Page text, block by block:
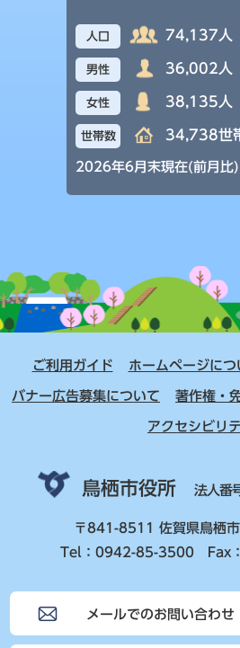
人口 74,137人
男性 36,002人
女性 38,135人
世帯数 34,738世
2026年6月末現在(前月比)
ご利用ガイド ホームページにつ
バナー広告募集について 著作権・
アクセシビリ
鳥栖市役所 法人番
〒841-8511 佐賀県鳥栖
Tel：0942-85-3500 Fax
メールでのお問い合わせ